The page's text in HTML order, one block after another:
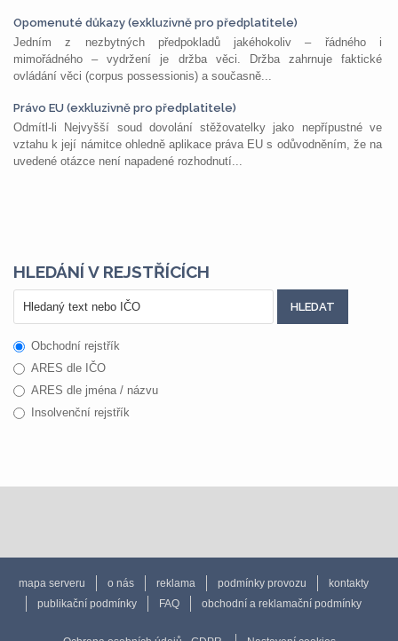
Opomenuté důkazy (exkluzivně pro předplatitele)
Jedním z nezbytných předpokladů jakéhokoliv – řádného i
mimořádného – vydržení je držba věci. Držba zahrnuje faktické
ovládání věci (corpus possessionis) a současně...
Právo EU (exkluzivně pro předplatitele)
Odmítl-li Nejvyšší soud dovolání stěžovatelky jako nepřípustné ve
vztahu k její námitce ohledně aplikace práva EU s odůvodněním, že na
uvedené otázce není napadené rozhodnutí...
HLEDÁNÍ V REJSTŘÍCÍCH
Obchodní rejstřík
ARES dle IČO
ARES dle jména / názvu
Insolvenční rejstřík
mapa serveru o nás reklama podmínky provozu
kontakty
publikační podmínky
FAQ obchodní a reklamační podmínky